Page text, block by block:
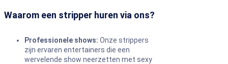
Waarom een stripper huren via ons?
Professionele shows: Onze strippers
zijn ervaren entertainers die een
wervelende show neerzetten met sexy